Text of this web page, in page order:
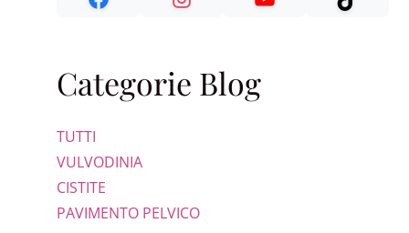
Categorie Blog
TUTTI
VULVODINIA
CISTITE
PAVIMENTO PELVICO